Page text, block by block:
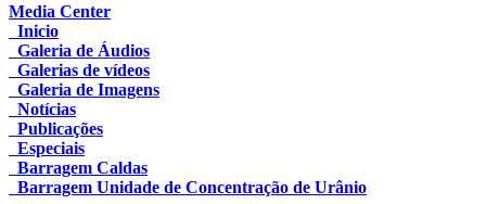
Media Center
Inicio
Galeria de Áudios
Galerias de vídeos
Galeria de Imagens
Notícias
Publicações
Especiais
Barragem Caldas
Barragem Unidade de Concentração de Urânio